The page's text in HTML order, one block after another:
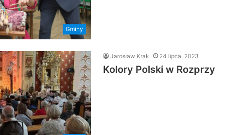
Gminy
Jarosław Krak 24 lipca, 2023
Kolory Polski w Rozprzy